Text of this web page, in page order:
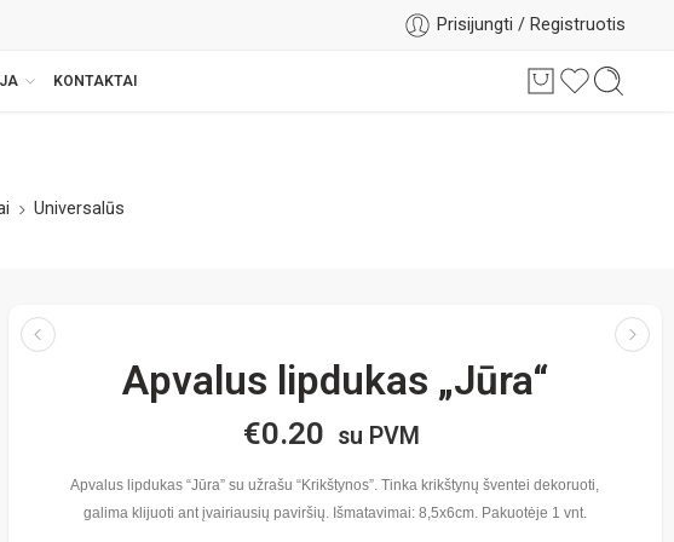
Prisijungti / Registruotis
KONTAKTAI
Universalūs
Apvalus lipdukas „Jūra“
€0.20 su PVM
Apvalus lipdukas “Jūra” su užrašu “Krikštynos”. Tinka krikštynų šventei dekoruoti,
galima klijuoti ant įvairiausių paviršių. Išmatavimai: 8,5x6cm. Pakuotėje 1 vnt.